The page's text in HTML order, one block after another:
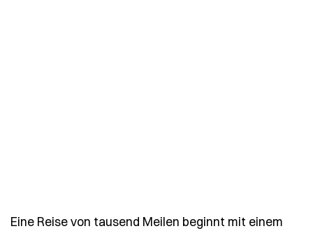
Eine Reise von tausend Meilen beginnt mit einem